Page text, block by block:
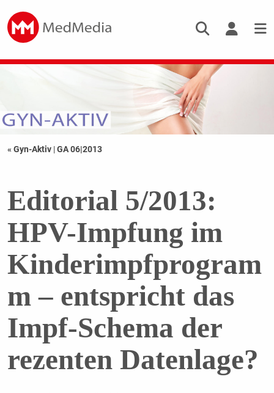
« Gyn-Aktiv |GA 06|2013
Editorial 5/2013:
HPV-Impfung im
Kinderimpfprogram
m – entspricht das
Impf-Schema der
rezenten Datenlage?